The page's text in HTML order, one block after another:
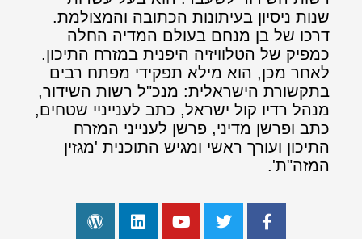
שנות ניסיון בעיתונות הכתובה והמצולמת.
דרכו של בן מנחם בעולם המדיה החלה
כמפיק של הטלוויזיה היפנית במזרח התיכון.
לאחר מכן, הוא מילא תפקידי מפתח רבים
בתקשורת הישראלית: מנכ"ל רשות השידור,
מנהל רדיו קול ישראל, כתב לענייניי שטחים,
כתב ופרשן מדיני, פרשן לענייני המזרח
התיכון ועורך ראשי ומגיש התוכנית 'מגזין
המזה"ת'.